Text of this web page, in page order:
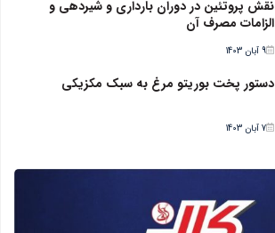
نقش پروتئین در دوران بارداری و شیردهی و
الزامات مصرف آن
9 آبان 1403
دستور پخت بوریتو مرغ به سبک مکزیکی
7 آبان 1403